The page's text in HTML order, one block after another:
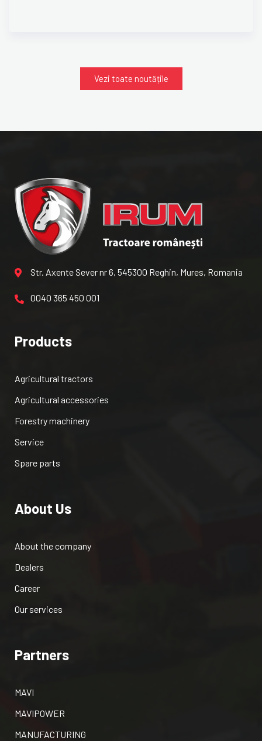
Vezi toate noutățile
Str. Axente Sever nr 6, 545300 Reghin, Mures, Romania
0040 365 450 001
Products
Agricultural tractors
Agricultural accessories
Forestry machinery
Service
Spare parts
About Us
About the company
Dealers
Career
Our services
Partners
MAVI
MAVIPOWER
MANUFACTURING